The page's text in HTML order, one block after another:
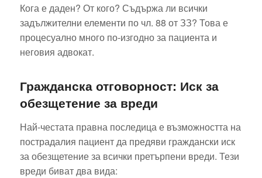
Кога е даден? От кого? Съдържа ли всички
задължителни елементи по чл. 88 от ЗЗ? Това е
процесуално много по-изгодно за пациента и
неговия адвокат.
Гражданска отговорност: Иск за
обезщетение за вреди
Най-честата правна последица е възможността на
пострадалия пациент да предяви граждански иск
за обезщетение за всички претърпени вреди. Тези
вреди биват два вида: